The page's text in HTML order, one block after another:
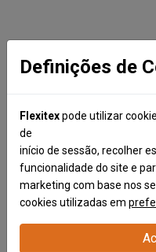
Gama
HYGIENE
A higiene da cama
Definições de
Flexitexpode utilizar
de
início de sessão, recolher
funcionalidade do site e
marketing com base nos
cookies utilizadas em